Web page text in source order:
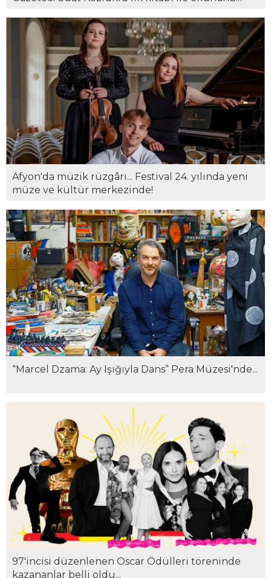
Afyon'da müzik rüzgârı... Festival 24. yılında yeni
müze ve kültür merkezinde!
“Marcel Dzama: Ay Işığıyla Dans” Pera Müzesi'nde...
97'incisi düzenlenen Oscar Ödülleri töreninde
kazananlar belli oldu...